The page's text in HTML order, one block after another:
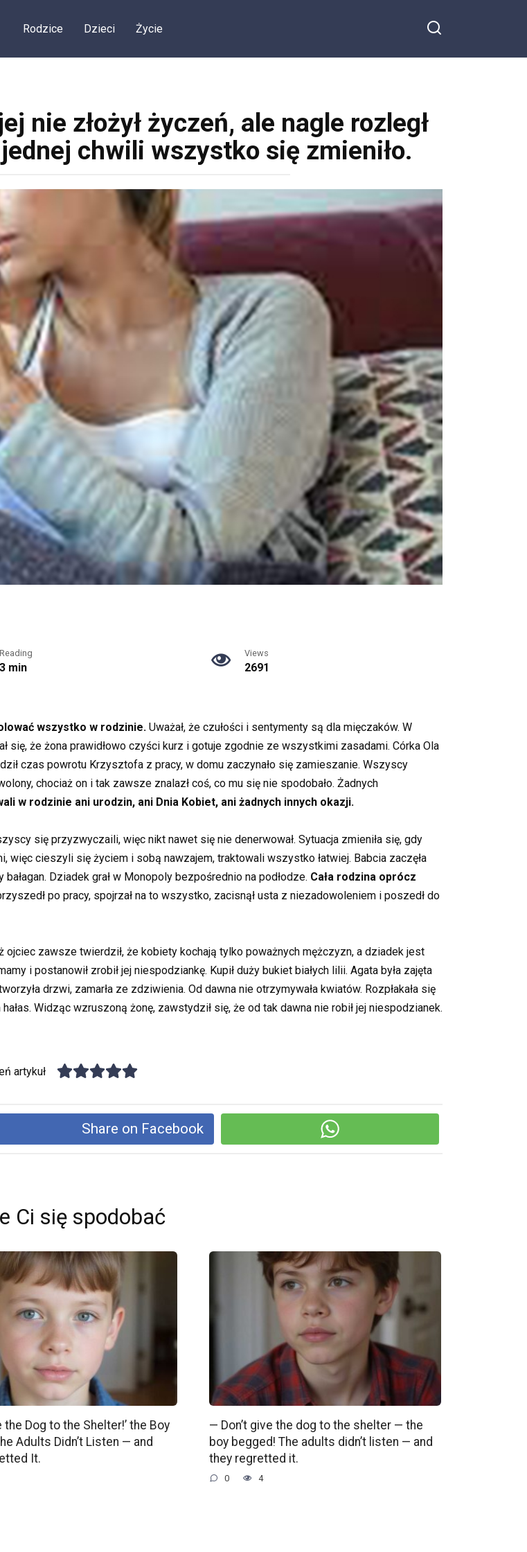
Rodzice Dzieci Życie
nie złożył życzeń, ale nagle rozległ
chwili wszystko się zmieniło.
Reading
3 min
Views
2691
wszystko w rodzinie. Uważał, że czułości i sentymenty są dla mięczaków. W
się, że żona prawidłowo czyści kurz i gotuje zgodnie ze wszystkimi zasadami. Córka Ola
czas powrotu Krzysztofa z pracy, w domu zaczynało się zamieszanie. Wszyscy
chociaż on i tak zawsze znalazł coś, co mu się nie spodobało. Żadnych
w rodzinie ani urodzin, ani Dnia Kobiet, ani żadnych innych okazji.
się przyzwyczaili, więc nikt nawet się nie denerwował. Sytuacja zmieniła się, gdy
cieszyli się życiem i sobą nawzajem, traktowali wszystko łatwiej. Babcia zaczęła
Dziadek grał w Monopoly bezpośrednio na podłodze. Cała rodzina oprócz
po pracy, spojrzał na to wszystko, zacisnął usta z niezadowoleniem i poszedł do
ojciec zawsze twierdził, że kobiety kochają tylko poważnych mężczyzn, a dziadek jest
i postanowił zrobił jej niespodziankę. Kupił duży bukiet białych lilii. Agata była zajęta
drzwi, zamarła ze zdziwienia. Od dawna nie otrzymywała kwiatów. Rozpłakała się
Widząc wzruszoną żonę, zawstydził się, że od tak dawna nie robił jej niespodzianek.
artykuł
Share on Facebook
Ci się spodobać
the Dog to the Shelter!’ the Boy
Adults Didn’t Listen — and
It.
— Don’t give the dog to the shelter — the
boy begged! The adults didn’t listen — and
they regretted it.
0 4